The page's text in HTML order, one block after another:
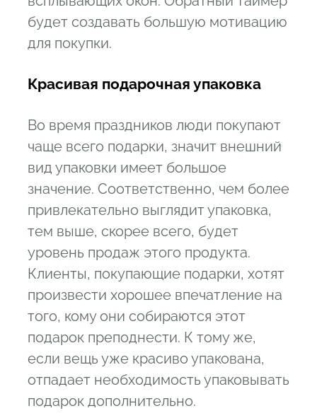
будет создавать большую мотивацию
для покупки.
Красивая подарочная упаковка
Во время праздников люди покупают
чаще всего подарки, значит внешний
вид упаковки имеет большое
значение. Соответственно, чем более
привлекательно выглядит упаковка,
тем выше, скорее всего, будет
уровень продаж этого продукта.
Клиенты, покупающие подарки, хотят
произвести хорошее впечатление на
того, кому они собираются этот
подарок преподнести. К тому же,
если вещь уже красиво упакована,
отпадает необходимость упаковывать
подарок дополнительно.